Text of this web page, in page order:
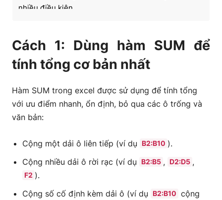
nhiều điều kiện
Cách 1: Dùng hàm SUM để
tính tổng cơ bản nhất
Hàm SUM trong excel được sử dụng để tính tổng
với ưu điểm nhanh, ổn định, bỏ qua các ô trống và
văn bản:
Cộng một dải ô liên tiếp (ví dụ B2:B10 ).
Cộng nhiều dải ô rời rạc (ví dụ
B2:B5 , D2:D5 ,
F2 ).
Cộng số cố định kèm dải ô (ví dụ
B2:B10 cộng